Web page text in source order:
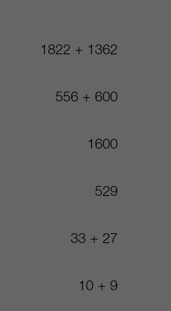
1822 + 1362
556 + 600
1600
529
33 + 27
10 + 9